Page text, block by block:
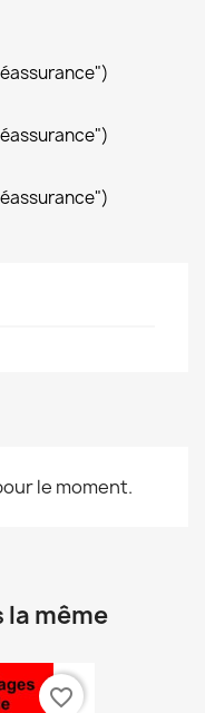
le moment.
même
favorite_border